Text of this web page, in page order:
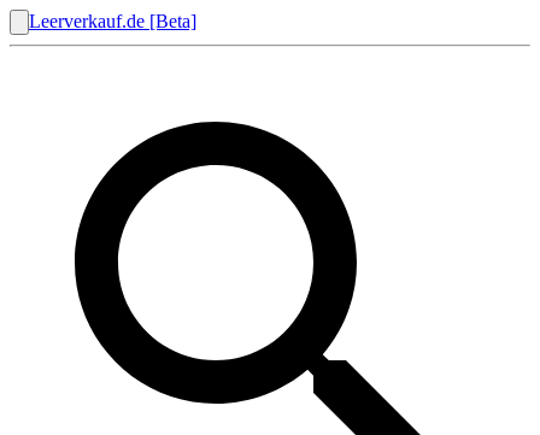
Leerverkauf.de [Beta]